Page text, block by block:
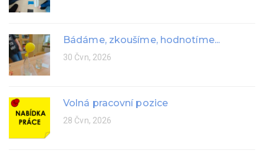
Bádáme, zkoušíme, hodnotíme...
30 Čvn, 2026
Volná pracovní pozice
28 Čvn, 2026